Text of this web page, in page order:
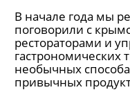
В начале года мы
поговорили с
рестораторами и
гастрономических
необычных
привычных